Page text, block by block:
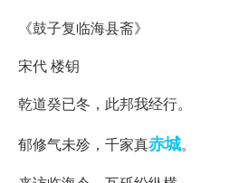
《鼓子复临海县斋》
宋代 楼钥
乾道癸已冬，此邦我经行。
郁修气未殄，千家真赤城。